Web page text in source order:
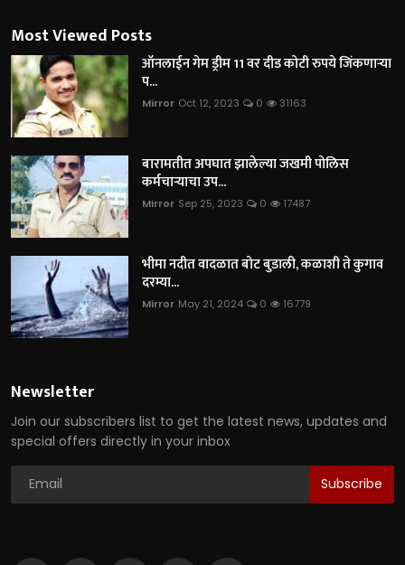
Most Viewed Posts
ऑनलाईन गेम ड्रीम 11 वर दीड कोटी रुपये जिंकणाऱ्या
प...
Mirror Oct 12, 2023 0 31163
बारामतीत अपघात झालेल्या जखमी पोलिस
कर्मचाऱ्याचा उप...
Mirror Sep 25, 2023 0 17487
भीमा नदीत वादळात बोट बुडाली, कळाशी ते कुगाव
दरम्या...
Mirror May 21, 2024 0 16779
Newsletter
Join our subscribers list to get the latest news, updates and
special offers directly in your inbox
Subscribe